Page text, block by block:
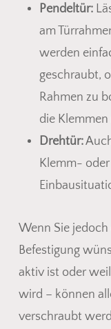
Pendeltür:
am
werden
geschraubt,
Rahmen zu
die
Drehtür:
Klemm-
Wenn Sie
Befestigung
aktiv ist oder
wird – können
verschraubt